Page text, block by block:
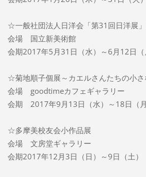
☆一般社団法人日洋会「第31回日洋展
会場 国立新美術館
会期2017年5月31日（水）～6月12日（
☆菊地順子個展～カエルさんたちの小さ
会場 goodtimeカフェギャラリー
会期 2017年9月13日（水）～18日（月
☆多摩美校友会小作品展
会場 文房堂ギャラリー
会期2017年12月3日（日）～9日（土）